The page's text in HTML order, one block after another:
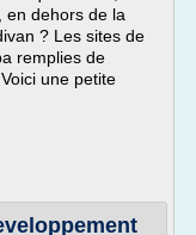
en dehors de la
? Les sites de
remplies de
une petite